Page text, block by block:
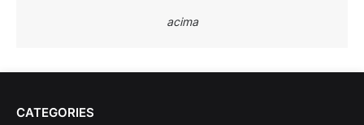
acima
CATEGORIES